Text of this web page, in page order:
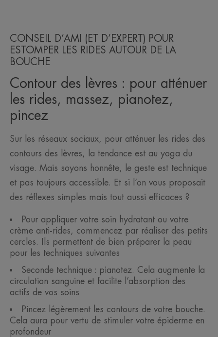
CONSEIL D’AMI (ET D’EXPERT) POUR
ESTOMPER LES RIDES AUTOUR DE LA
BOUCHE
Contour des lèvres : pour atténuer
les rides, massez, pianotez,
pincez
Sur les réseaux sociaux, pour atténuer les rides des
contours des lèvres, la tendance est au yoga du
visage. Mais soyons honnête, le geste est technique
et pas toujours accessible. Et si l’on vous proposait
des réflexes simples mais tout aussi efficaces ?
Pour appliquer votre soin hydratant ou votre
crème anti-rides, commencez par réaliser des petits
cercles. Ils permettent de bien préparer la peau
pour les techniques suivantes
Seconde technique : pianotez. Cela augmente la
circulation sanguine et facilite l’absorption des
actifs de vos soins
Pincez légèrement les contours de votre bouche.
Cela aura pour vertu de stimuler votre épiderme en
profondeur